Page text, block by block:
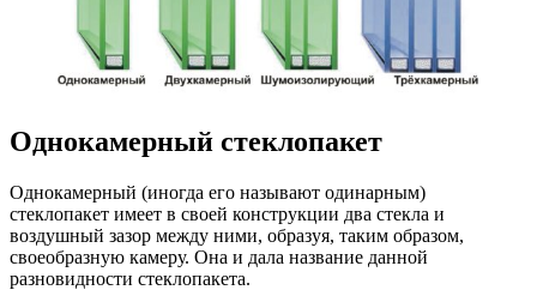
Однокамерный стеклопакет
Однокамерный (иногда его называют одинарным)
стеклопакет имеет в своей конструкции два стекла и
воздушный зазор между ними, образуя, таким образом,
своеобразную камеру. Она и дала название данной
разновидности стеклопакета.